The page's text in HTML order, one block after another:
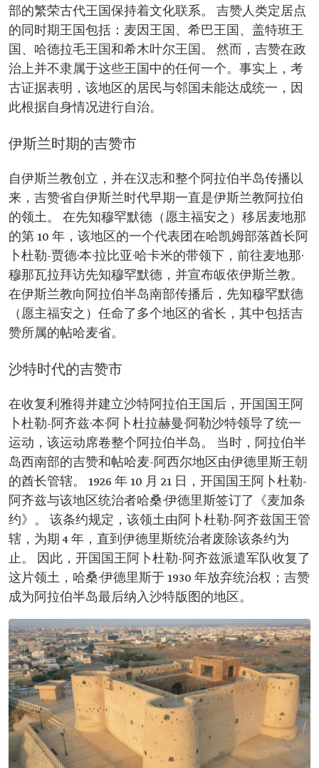
部的繁荣古代王国保持着文化联系。 吉赞人类定居点
的同时期王国包括：麦因王国、希巴王国、盖特班王
国、哈德拉毛王国和希木叶尔王国。 然而，吉赞在政
治上并不隶属于这些王国中的任何一个。事实上，考
古证据表明，该地区的居民与邻国未能达成统一，因
此根据自身情况进行自治。
伊斯兰时期的吉赞市
自伊斯兰教创立，并在汉志和整个阿拉伯半岛传播以
来，吉赞省自伊斯兰时代早期一直是伊斯兰教阿拉伯
的领土。 在先知穆罕默德（愿主福安之）移居麦地那
的第 10 年，该地区的一个代表团在哈凯姆部落酋长阿
卜杜勒-贾德·本·拉比亚·哈卡米的带领下，前往麦地那·
穆那瓦拉拜访先知穆罕默德，并宣布皈依伊斯兰教。
在伊斯兰教向阿拉伯半岛南部传播后，先知穆罕默德
（愿主福安之）任命了多个地区的省长，其中包括吉
赞所属的帖哈麦省。
沙特时代的吉赞市
在收复利雅得并建立沙特阿拉伯王国后，开国国王阿
卜杜勒-阿齐兹·本·阿卜杜拉赫曼·阿勒沙特领导了统一
运动，该运动席卷整个阿拉伯半岛。 当时，阿拉伯半
岛西南部的吉赞和帖哈麦-阿西尔地区由伊德里斯王朝
的酋长管辖。 1926 年 10 月 21 日，开国国王阿卜杜勒-
阿齐兹与该地区统治者哈桑·伊德里斯签订了《麦加条
约》。 该条约规定，该领土由阿卜杜勒-阿齐兹国王管
辖，为期 4 年，直到伊德里斯统治者废除该条约为
止。 因此，开国国王阿卜杜勒-阿齐兹派遣军队收复了
这片领土，哈桑·伊德里斯于 1930 年放弃统治权；吉赞
成为阿拉伯半岛最后纳入沙特版图的地区。